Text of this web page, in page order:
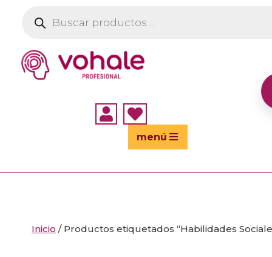
productos
 
menú
Inicio / Productos etiquetados “Habilidades